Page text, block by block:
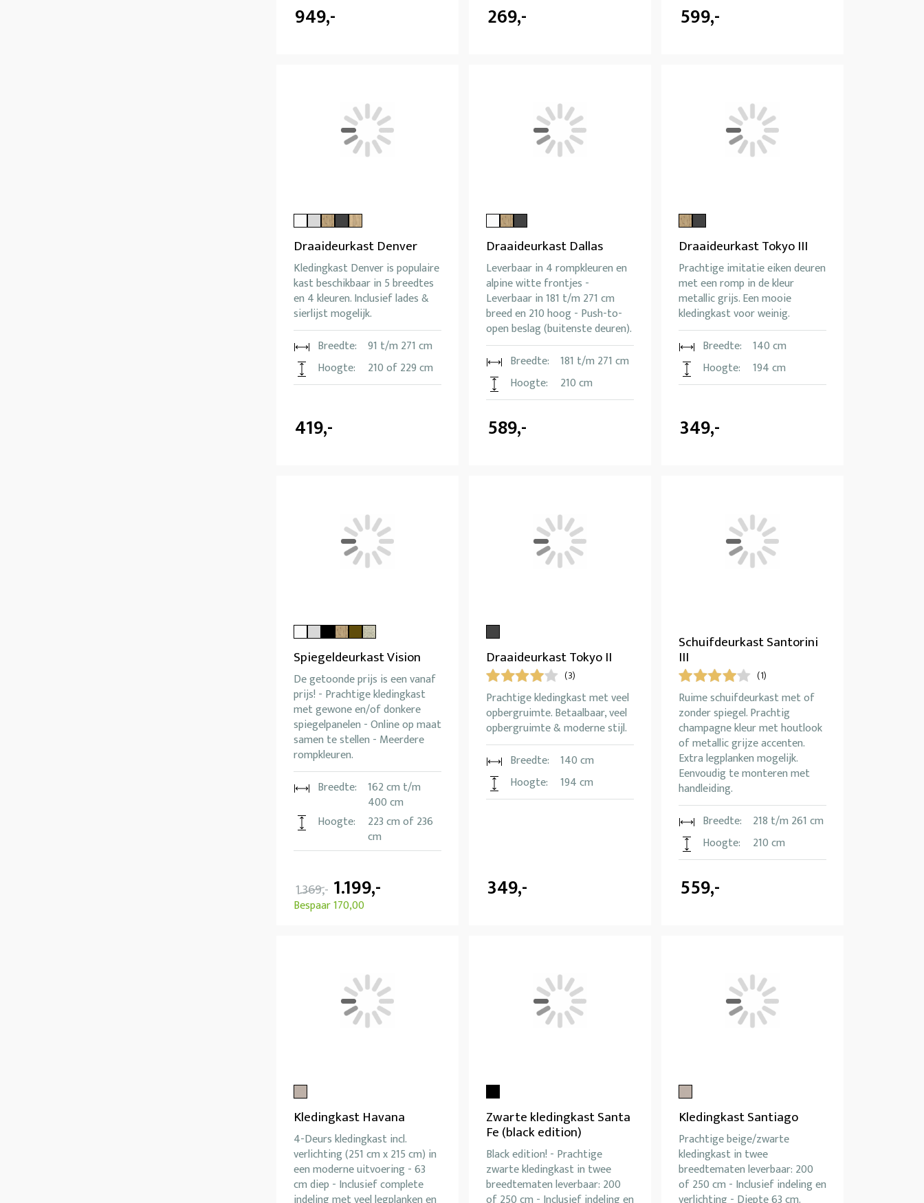
949,- 269,- 599,-
Draaideurkast Denver
Kledingkast Denver is populaire
kast beschikbaar in 5 breedtes
en 4 kleuren. Inclusief lades &
sierlijst mogelijk.
Breedte:
91 t/m 271 cm
Hoogte:
210 of 229 cm
419,-
Draaideurkast Dallas
Leverbaar in 4 rompkleuren en
alpine witte frontjes -
Leverbaar in 181 t/m 271 cm
breed en 210 hoog - Push-to-
open beslag (buitenste deuren).
Breedte:
181 t/m 271 cm
Hoogte:
210 cm
589,-
Draaideurkast Tokyo III
Prachtige imitatie eiken deuren
met een romp in de kleur
metallic grijs. Een mooie
kledingkast voor weinig.
Breedte:
140 cm
Hoogte:
194 cm
349,-
Spiegeldeurkast Vision
De getoonde prijs is een vanaf
prijs! - Prachtige kledingkast
met gewone en/of donkere
spiegelpanelen - Online op maat
samen te stellen - Meerdere
rompkleuren.
Breedte:
162 cm t/m
400 cm
Hoogte:
223 cm of 236
cm
1.369,- 1.199,-
Bespaar 170,00
Draaideurkast Tokyo II
(3)
Prachtige kledingkast met veel
opbergruimte. Betaalbaar, veel
opbergruimte & moderne stijl.
Breedte:
140 cm
Hoogte:
194 cm
349,-
Schuifdeurkast Santorini
III
(1)
Ruime schuifdeurkast met of
zonder spiegel. Prachtig
champagne kleur met houtlook
of metallic grijze accenten.
Extra legplanken mogelijk.
Eenvoudig te monteren met
handleiding.
Breedte:
218 t/m 261 cm
Hoogte:
210 cm
559,-
Kledingkast Havana
4-Deurs kledingkast incl.
verlichting (251 cm x 215 cm) in
een moderne uitvoering - 63
cm diep - Inclusief complete
Zwarte kledingkast Santa
Fe (black edition)
Black edition! - Prachtige
zwarte kledingkast in twee
breedtematen leverbaar: 200
Kledingkast Santiago
Prachtige beige/zwarte
kledingkast in twee
breedtematen leverbaar: 200
of 250 cm - Inclusief indeling en